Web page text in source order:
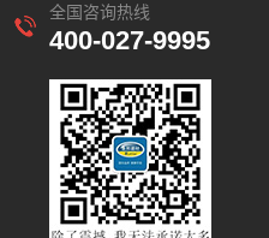
全国咨询热线
400-027-9995